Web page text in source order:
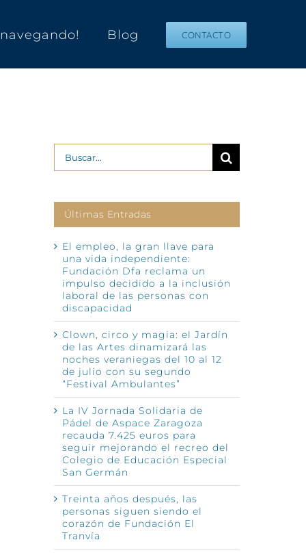
navegando! Blog CONTACTO
Buscar:
Últimas Entradas
El empleo, la gran llave para
una vida independiente:
Fundación Dfa reclama un
impulso decidido a la inclusión
laboral de las personas con
discapacidad
Clown, circo y magia: el Jardín
de las Artes dinamizará las
noches veraniegas del 10 al 12
de julio con su segundo
“Festival Ambulantes”
La IV Jornada Solidaria de
Pádel de Aspace Zaragoza
recauda 7.425 euros para
seguir mejorando el recreo del
Colegio de Educación Especial
San Germán
Treinta años después, las
personas siguen siendo el
corazón de Fundación El
Tranvía